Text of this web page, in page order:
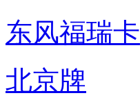
东风福瑞卡
北京牌